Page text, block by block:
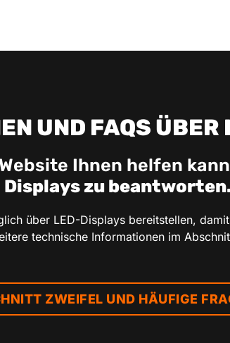
UND FAQS
Ihnen helfen kann
Displays zu
über LED-Displays bereitstellen,
technische Informationen im
ZWEIFEL UND HÄUFIGE